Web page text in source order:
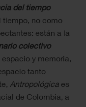
del tiempo
tiempo, no como
están a la
colectivo
y memoria,
tanto
Antropológica es
de Colombia, a